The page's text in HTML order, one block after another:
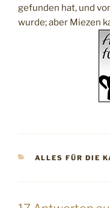
gefunden hat, und
wurde; aber Miezen
KATEGORIEN
ALLES FÜR DIE